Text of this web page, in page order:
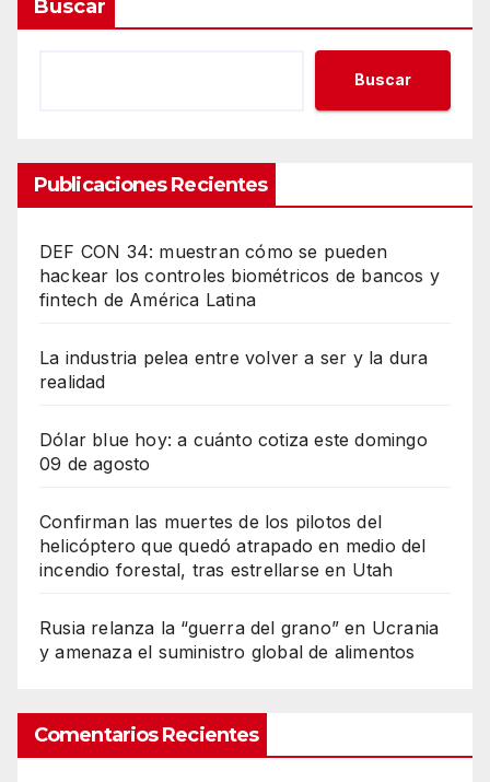
Buscar
Buscar
Publicaciones Recientes
DEF CON 34: muestran cómo se pueden
hackear los controles biométricos de bancos y
fintech de América Latina
La industria pelea entre volver a ser y la dura
realidad
Dólar blue hoy: a cuánto cotiza este domingo
09 de agosto
Confirman las muertes de los pilotos del
helicóptero que quedó atrapado en medio del
incendio forestal, tras estrellarse en Utah
Rusia relanza la “guerra del grano” en Ucrania
y amenaza el suministro global de alimentos
Comentarios Recientes